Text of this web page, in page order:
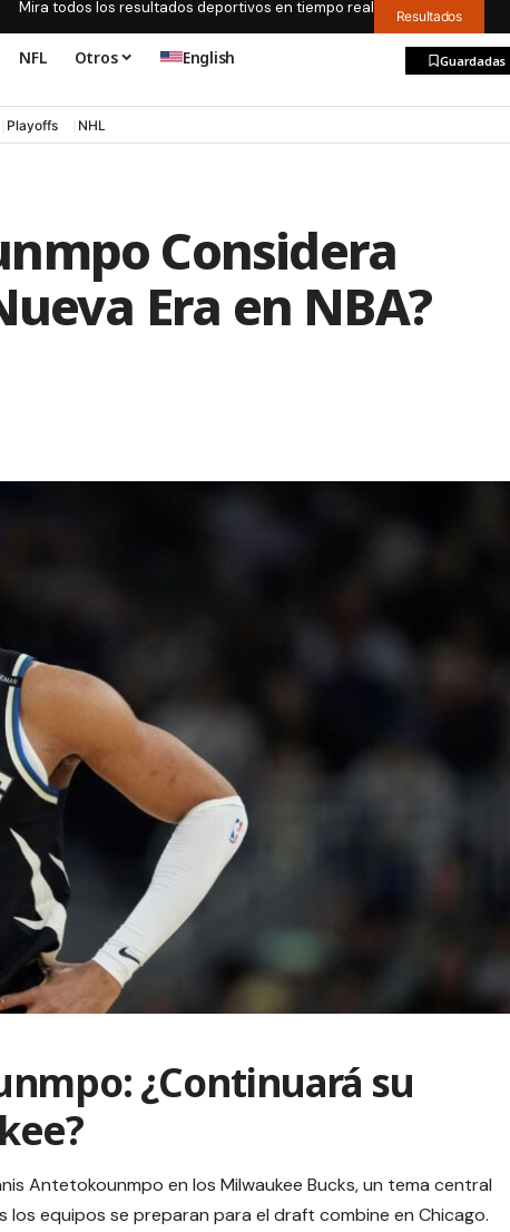
Mira todos los resultados deportivos en tiempo real Resultados
NFL Otros English Guardadas
Playoffs NHL
Considera
Era en NBA?
¿Continuará su
Antetokounmpo en los Milwaukee Bucks, un tema central
los equipos se preparan para el draft combine en Chicago.